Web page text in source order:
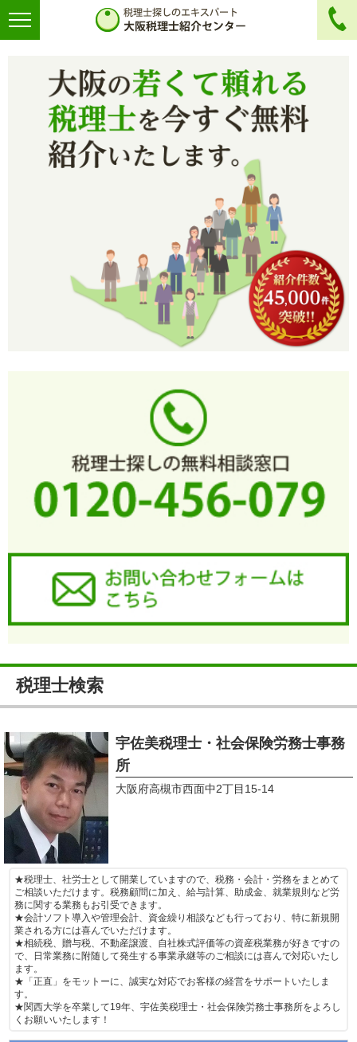
税理士検索
宇佐美税理士・社会保険労務士事務
所
大阪府高槻市西面中2丁目15-14
★税理士、社労士として開業していますので、税務・会計・労務をまとめて
ご相談いただけます。税務顧問に加え、給与計算、助成金、就業規則など労
務に関する業務もお引受できます。
★会計ソフト導入や管理会計、資金繰り相談なども行っており、特に新規開
業される方には喜んでいただけます。
★相続税、贈与税、不動産譲渡、自社株式評価等の資産税業務が好きですの
で、日常業務に附随して発生する事業承継等のご相談には喜んで対応いたし
ます。
★「正直」をモットーに、誠実な対応でお客様の経営をサポートいたしま
す。
★関西大学を卒業して19年、宇佐美税理士・社会保険労務士事務所をよろし
くお願いいたします！